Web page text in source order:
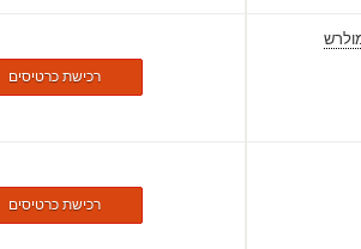
רכישת כרטיסים
רכישת כרטיסים